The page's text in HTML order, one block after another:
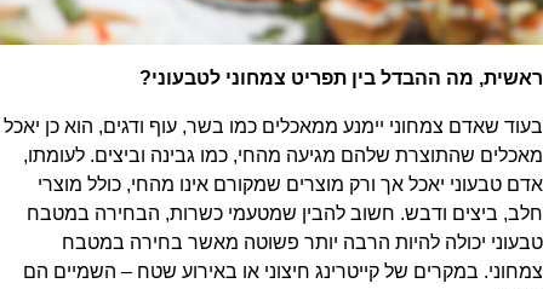
ראשית, מה ההבדל בין תפריט צמחוני לטבעוני?
בעוד שאדם צמחוני יימנע ממאכלים כמו בשר, עוף ודגים, הוא כן יאכל
מאכלים שהתוצרת שלהם מגיעה מהחי, כמו גבינה וביצים. לעומתו,
אדם טבעוני יאכל אך ורק מוצרים שמקורם אינו מהחי, כולל מוצרי
חלב, ביצים ודבש. חשוב להבין שמטעמי כשרות, הבחירה במטבח
טבעוני יכולה להיות הרבה יותר פשוטה מאשר בחירה במטבח
צמחוני. במקרים של קייטרינג חיצוני או באירוע שטח – השמיים הם